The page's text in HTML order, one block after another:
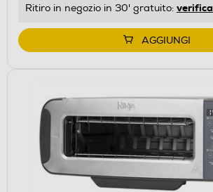
Ritiro in negozio in 30' gratuito: verifica
AGGIUNGI